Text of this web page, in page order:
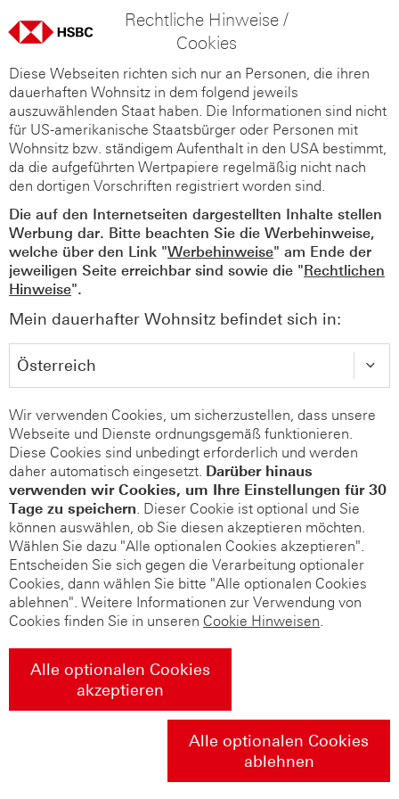
Rechtliche Hinweise /
Cookies
Diese Webseiten richten sich nur an Personen, die ihren
dauerhaften Wohnsitz in dem folgend jeweils
auszuwählenden Staat haben. Die Informationen sind nicht
für US-amerikanische Staatsbürger oder Personen mit
Wohnsitz bzw. ständigem Aufenthalt in den USA bestimmt,
da die aufgeführten Wertpapiere regelmäßig nicht nach
den dortigen Vorschriften registriert worden sind.
Die auf den Internetseiten dargestellten Inhalte stellen
Werbung dar. Bitte beachten Sie die Werbehinweise,
welche über den Link "Werbehinweise" am Ende der
jeweiligen Seite erreichbar sind sowie die "Rechtlichen
Hinweise".
Mein dauerhafter Wohnsitz befindet sich in:
Wir verwenden Cookies, um sicherzustellen, dass unsere
Webseite und Dienste ordnungsgemäß funktionieren.
Diese Cookies sind unbedingt erforderlich und werden
daher automatisch eingesetzt. Darüber hinaus
verwenden wir Cookies, um Ihre Einstellungen für 30
Tage zu speichern. Dieser Cookie ist optional und Sie
können auswählen, ob Sie diesen akzeptieren möchten.
Wählen Sie dazu "Alle optionalen Cookies akzeptieren".
Entscheiden Sie sich gegen die Verarbeitung optionaler
Cookies, dann wählen Sie bitte "Alle optionalen Cookies
ablehnen". Weitere Informationen zur Verwendung von
Cookies finden Sie in unseren Cookie Hinweisen.
Alle optionalen Cookies
akzeptieren
Alle optionalen Cookies
ablehnen